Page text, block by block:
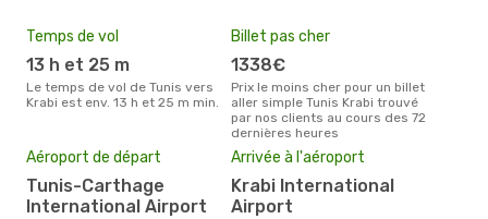
Temps de vol
13 h et 25 m
Le temps de vol de Tunis vers
Krabi est env. 13 h et 25 m min.
Billet pas cher
1338€
Prix le moins cher pour un billet
aller simple Tunis Krabi trouvé
par nos clients au cours des 72
dernières heures
Aéroport de départ
Tunis-Carthage
International Airport
Arrivée à l'aéroport
Krabi International
Airport